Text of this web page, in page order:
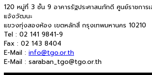
120 หมู่ที่ 3 ชั้น 9 อาคารรัฐประศาสนภักดี ศูนย์ราชการ
แจ้งวัฒนะ
แขวงทุ่งสองห้อง เขตหลักสี่ กรุงเทพมหานคร 10210
Tel : 02 141 9841-9
Fax : 02 143 8404
E-Mail : info@tgo.or.th
E-Mail : saraban_tgo@tgo.or.th